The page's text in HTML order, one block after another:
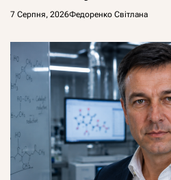
7 Серпня, 2026Федоренко Світлана